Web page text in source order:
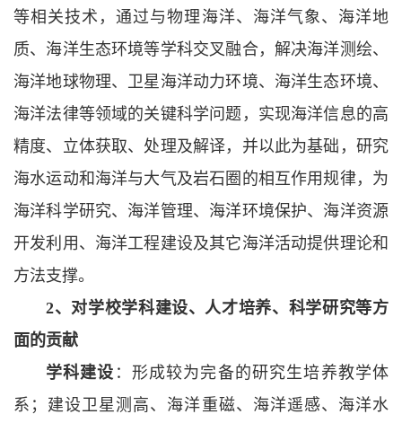
等相关技术，通过与物理海洋、海洋气象、海洋地
质、海洋生态环境等学科交叉融合，解决海洋测绘、
海洋地球物理、卫星海洋动力环境、海洋生态环境、
海洋法律等领域的关键科学问题，实现海洋信息的高
精度、立体获取、处理及解译，并以此为基础，研究
海水运动和海洋与大气及岩石圈的相互作用规律，为
海洋科学研究、海洋管理、海洋环境保护、海洋资源
开发利用、海洋工程建设及其它海洋活动提供理论和
方法支撑。
2、对学校学科建设、人才培养、科学研究等方
面的贡献
学科建设 ：形成较为完备的研究生培养教学体
系；建设卫星测高、海洋重磁、海洋遥感、海洋水